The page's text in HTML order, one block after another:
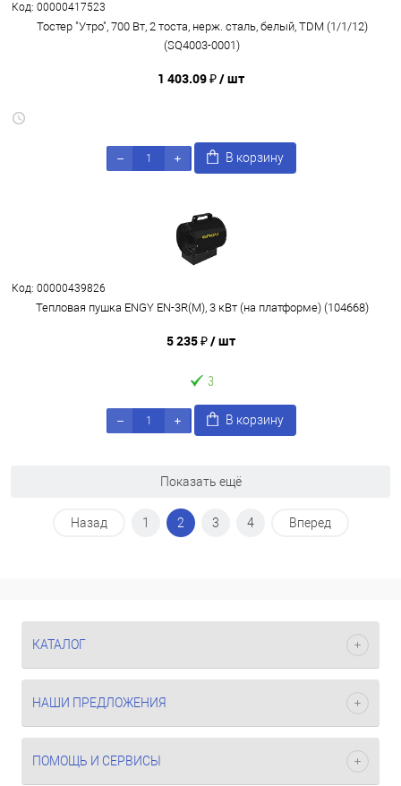
Код: 00000417523
Тостер "Утро", 700 Вт, 2 тоста, нерж. сталь, белый, TDM (1/1/12)
(SQ4003-0001)
1 403.09 ₽/ шт
В корзину
Код: 00000439826
Тепловая пушка ENGY EN-3R(M), 3 кВт (на платформе) (104668)
5 235 ₽/ шт
3
В корзину
Показать ещё
Назад 1 2 3 4 Вперед
КАТАЛОГ
НАШИ ПРЕДЛОЖЕНИЯ
ПОМОЩЬ И СЕРВИСЫ